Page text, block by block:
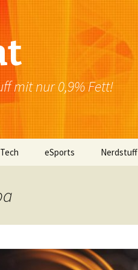
mit nur 0,9% Fett!
Browser
eSports Nerdstuff